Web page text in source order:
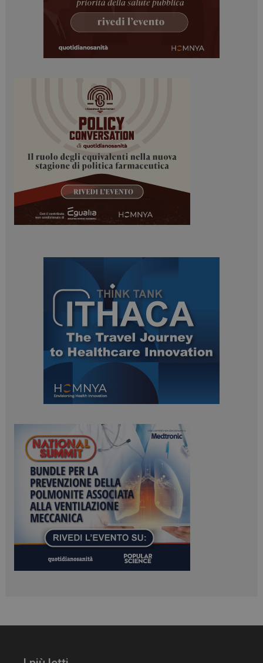
I cookie necessari contribuiscono a rendere fruibile il
sito web abilitandone funzionalità di base quali la
navigazione sulle pagine e l'accesso alle aree
protette del sito. Il sito web non è in grado di
funzionare correttamente senza questi cookie.
NOME
FORNITORE / DOMINIO
Microsoft Corporation
.www.dailyhealthindustry.it
PHPSESSID
PHP.net
www.dailyhealthindustry.it